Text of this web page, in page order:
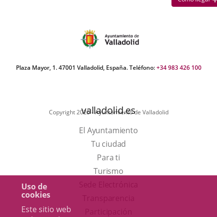
Uso de
cookies
Este sitio web
Plaza Mayor, 1. 47001 Valladolid, España. Teléfono:+34 983 426 100
Copyright 2025 - Ayuntamiento de Valladolid
valladolid.es
El Ayuntamiento
Tu ciudad
Para ti
TurismoEste